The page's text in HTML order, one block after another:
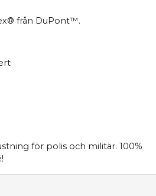
från DuPont™.
för polis och militär. 100%